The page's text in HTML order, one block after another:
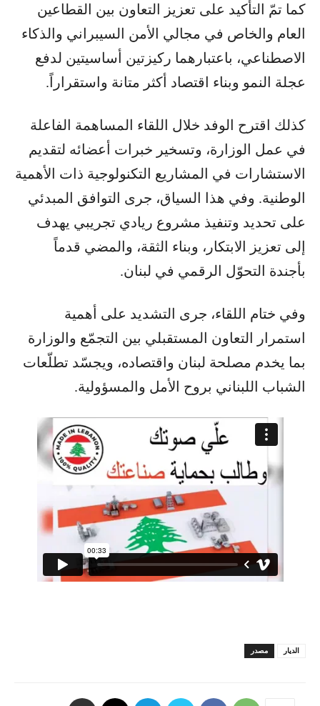
كما تمّ التأكيد على تعزيز التعاون بين القطاعين
العام والخاص في مجالي الأمن السيبراني والذكاء
الاصطناعي، باعتبارهما ركيزتين أساسيتين لدفع
عجلة النمو وبناء اقتصاد أكثر متانة واستقراراً.
كذلك اقترح الوفد خلال اللقاء المساهمة الفاعلة
في عمل الوزارة، وتسخير خبرات أعضائه لتقديم
الاستشارات في المشاريع التكنولوجية ذات الأهمية
الوطنية. وفي هذا السياق، جرى التوافق المبدئي
على تحديد وتنفيذ مشروع ريادي تجريبي يهدف
إلى تعزيز الابتكار، وبناء الثقة، والمضي قدماً
بأجندة التحوّل الرقمي في لبنان.
وفي ختام اللقاء، جرى التشديد على أهمية
استمرار التعاون المستقبلي بين التجمّع والوزارة
بما يخدم مصلحة لبنان واقتصاده، ويجسّد تطلّعات
الشباب اللبناني بروح الأمل والمسؤولية.
مصدر الديار